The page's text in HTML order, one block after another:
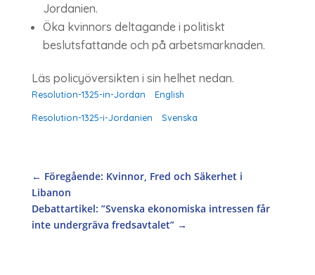
Jordanien.
Öka kvinnors deltagande i politiskt
beslutsfattande och på arbetsmarknaden.
Läs policyöversikten i sin helhet nedan.
Resolution-1325-in-Jordan English
Resolution-1325-i-Jordanien Svenska
← Föregående: Kvinnor, Fred och Säkerhet i
Libanon
Debattartikel: ”Svenska ekonomiska intressen får
inte undergräva fredsavtalet”→